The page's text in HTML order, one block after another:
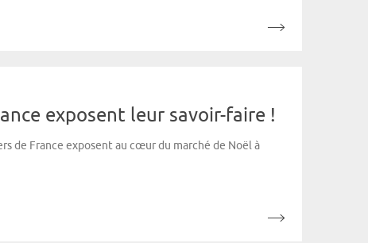
exposent leur savoir-faire !
de France exposent au cœur du marché de Noël à